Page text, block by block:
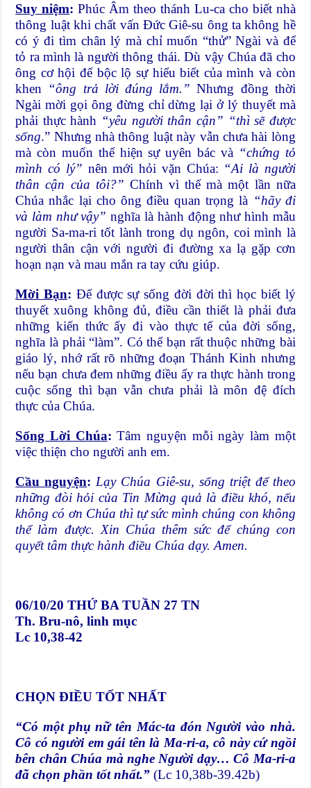
Suy niệm: Phúc Âm theo thánh Lu-ca cho biết nhà
thông luật khi chất vấn Đức Giê-su ông ta không hề
có ý đi tìm chân lý mà chỉ muốn “thử” Ngài và để
tỏ ra mình là người thông thái. Dù vậy Chúa đã cho
ông cơ hội để bộc lộ sự hiểu biết của mình và còn
khen “ông trả lời đúng lắm.” Nhưng đồng thời
Ngài mời gọi ông đừng chỉ dừng lại ở lý thuyết mà
phải thực hành “yêu người thân cận” “thì sẽ được
sống.” Nhưng nhà thông luật này vẫn chưa hài lòng
mà còn muốn thể hiện sự uyên bác và “chứng tỏ
mình có lý” nên mới hỏi vặn Chúa: “Ai là người
thân cận của tôi?” Chính vì thế mà một lần nữa
Chúa nhắc lại cho ông điều quan trọng là “hãy đi
và làm như vậy”nghĩa là hành động như hình mẫu
người Sa-ma-ri tốt lành trong dụ ngôn, coi mình là
người thân cận với người đi đường xa lạ gặp cơn
hoạn nạn và mau mắn ra tay cứu giúp.
Mời Bạn: Để được sự sống đời đời thì học biết lý
thuyết xuông không đủ, điều cần thiết là phải đưa
những kiến thức ấy đi vào thực tế của đời sống,
nghĩa là phải “làm”. Có thể bạn rất thuộc những bài
giáo lý, nhớ rất rõ những đoạn Thánh Kinh nhưng
nếu bạn chưa đem những điều ấy ra thực hành trong
cuộc sống thì bạn vẫn chưa phải là môn đệ đích
thực của Chúa.
Sống Lời Chúa: Tâm nguyện mỗi ngày làm một
việc thiện cho người anh em.
Cầu nguyện: Lạy Chúa Giê-su, sống triệt để theo
những đòi hỏi của Tin Mừng quả là điều khó, nếu
không có ơn Chúa thì tự sức mình chúng con không
thể làm được. Xin Chúa thêm sức để chúng con
quyết tâm thực hành điều Chúa dạy. Amen.
06/10/20THỨ BA TUẦN 27 TN
Th. Bru-nô, linh mục
Lc 10,38-42
CHỌN ĐIỀU TỐT NHẤT
“Có một phụ nữ tên Mác-ta đón Người vào nhà.
Cô có người em gái tên là Ma-ri-a, cô này cứ ngồi
bên chân Chúa mà nghe Người dạy… Cô Ma-ri-a
đã chọn phần tốt nhất.”(Lc 10,38b-39.42b)